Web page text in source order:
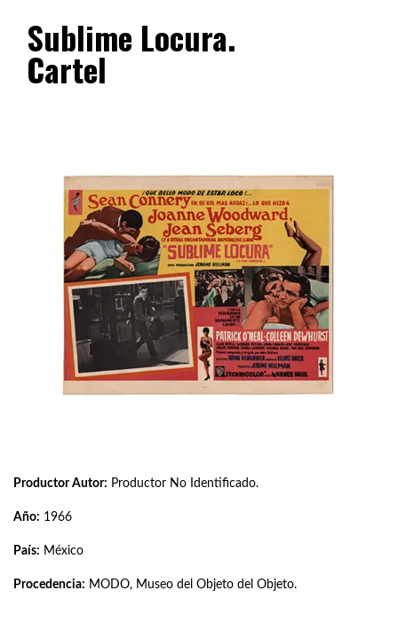
Sublime Locura.
Cartel
Productor Autor: Productor No Identificado.
Año: 1966
País: México
Procedencia: MODO, Museo del Objeto del Objeto.